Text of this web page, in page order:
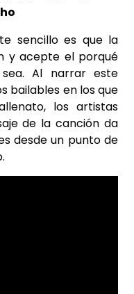
sencillo es que la
y acepte el porqué
Al narrar este
bailables en los que
los artistas
de la canción da
desde un punto de